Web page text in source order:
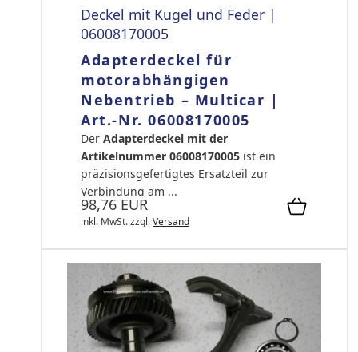
Deckel mit Kugel und Feder |
06008170005
Adapterdeckel für
motorabhängigen
Nebentrieb – Multicar |
Art.-Nr. 06008170005
Der Adapterdeckel mit der
Artikelnummer 06008170005 ist ein
präzisionsgefertigtes Ersatzteil zur
Verbindung am ...
98,76 EUR
inkl. MwSt.zzgl.Versand